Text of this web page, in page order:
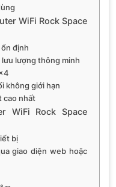
WiFi Rock Space
định
lưu lượng thông minh
không giới hạn
cao nhất
WiFi Rock Space
bị
giao diện web hoặc